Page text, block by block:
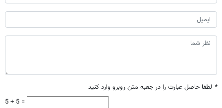
* لطفا حاصل عبارت را در جعبه متن روبرو وارد کنید
5 + 5 =